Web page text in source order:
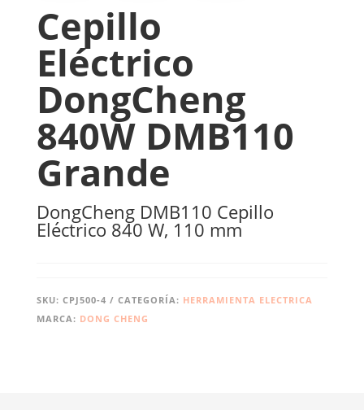
Cepillo
Eléctrico
DongCheng
840W DMB110
Grande
DongCheng DMB110 Cepillo
Eléctrico 840 W, 110 mm
SKU: CPJ500-4 CATEGORÍA: HERRAMIENTA ELECTRICA
MARCA: DONG CHENG